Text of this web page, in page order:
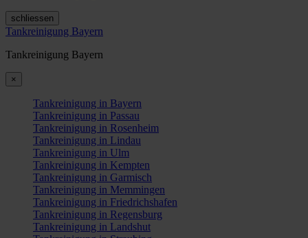
schliessen
Tankreinigung Bayern
Tankreinigung Bayern
×
Tankreinigung in Bayern
Tankreinigung in Passau
Tankreinigung in Rosenheim
Tankreinigung in Lindau
Tankreinigung in Ulm
Tankreinigung in Kempten
Tankreinigung in Garmisch
Tankreinigung in Memmingen
Tankreinigung in Friedrichshafen
Tankreinigung in Regensburg
Tankreinigung in Landshut